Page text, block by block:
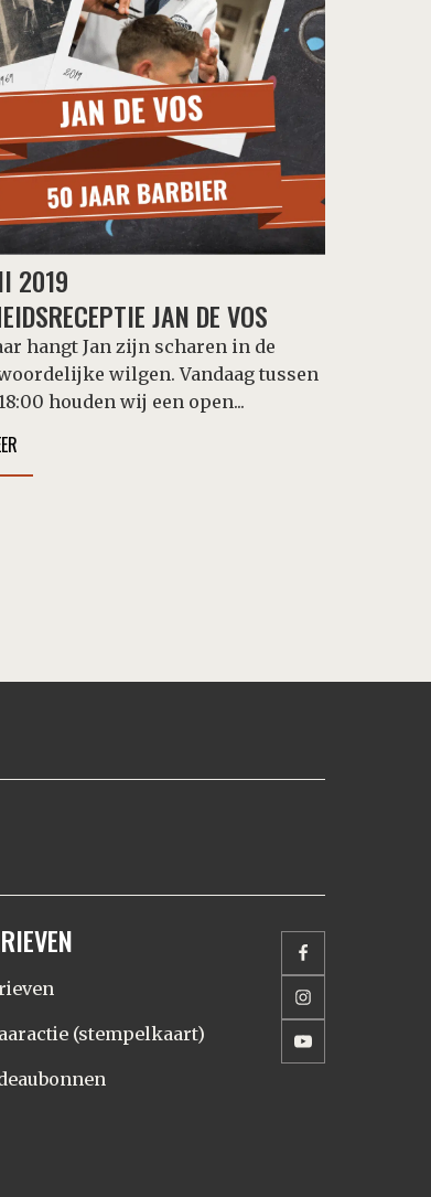
2019
JAN DE VOS
hangt Jan zijn scharen in de
wilgen. Vandaag tussen
houden wij een open...
(stempelkaart)